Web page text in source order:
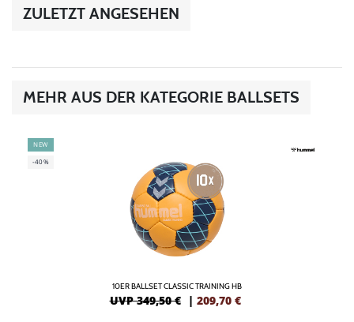
ZULETZT ANGESEHEN
MEHR AUS DER KATEGORIE BALLSETS
NEW
-40%
10ER BALLSET CLASSIC TRAINING HB
UVP 349,50 € | 209,70 €